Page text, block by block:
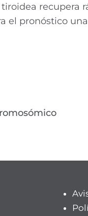
recupera
el pronóstico